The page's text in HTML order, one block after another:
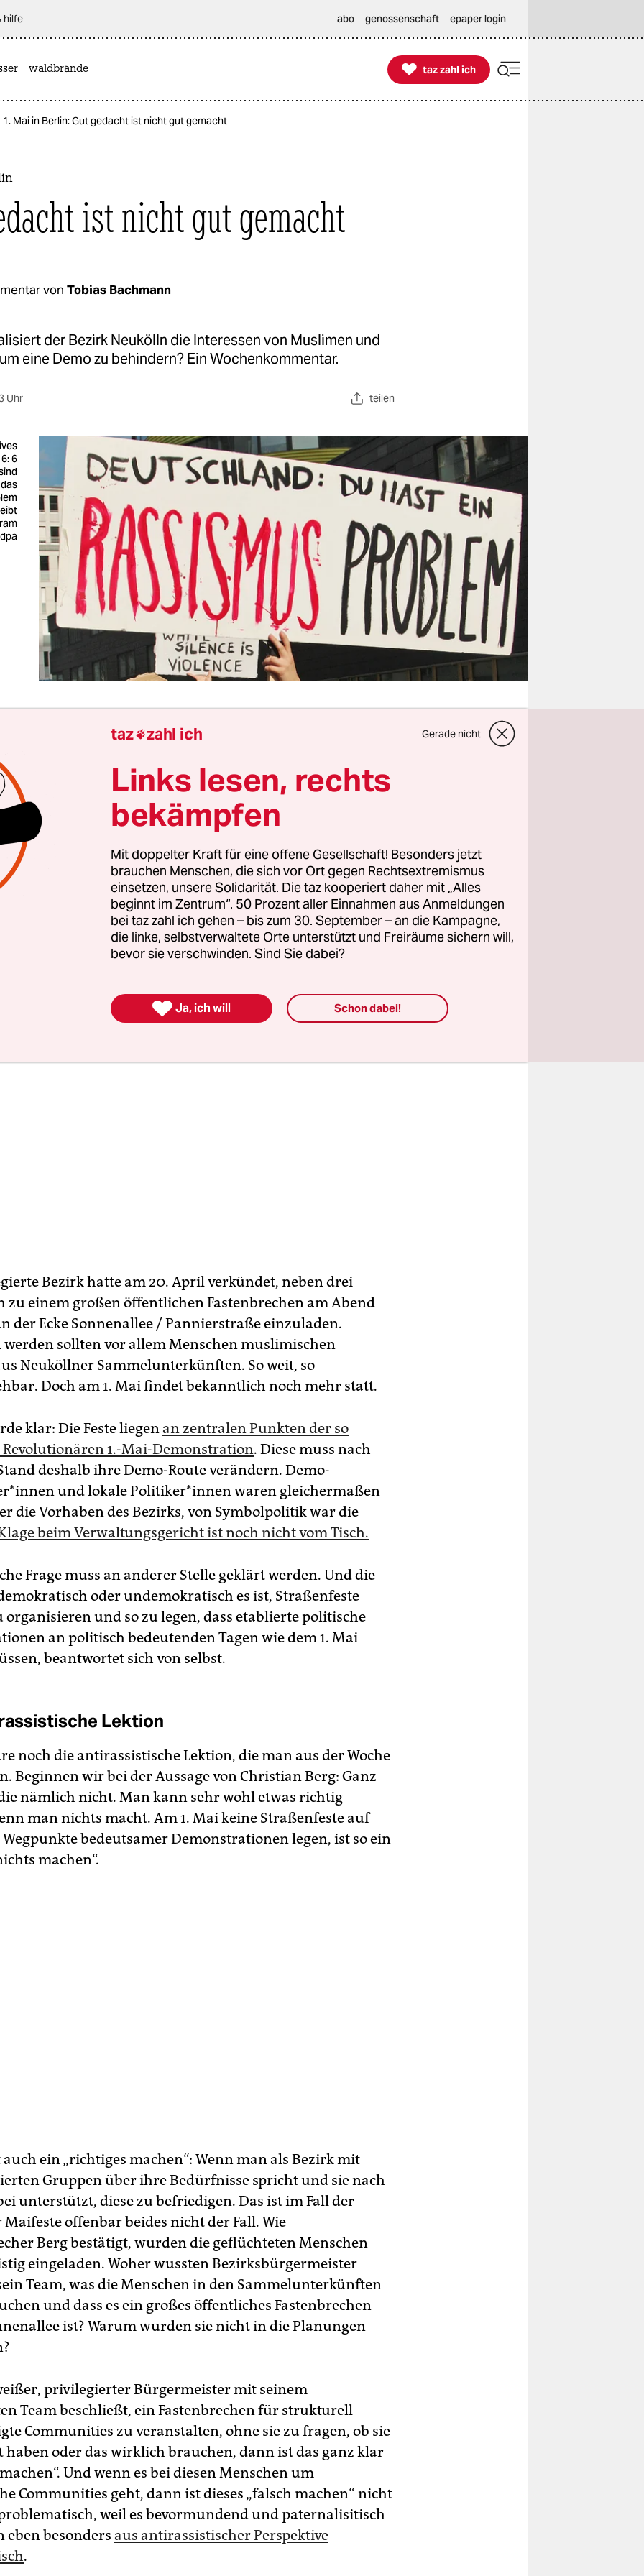
hilfe abo genossenschaft epaper login
waldbrände 
taz zahl ich
taz zahl ich
1. Mai in Berlin: Gut gedacht ist nicht gut gemacht
ist nicht gut gemacht
von Tobias Bachmann
der Bezirk Neukölln die Interessen von Muslimen und
eine Demo zu behindern? Ein Wochenkommentar.
Uhr teilen
6
ist nicht immer gut gemacht – wer kennt die alte
nicht?! Bei Christian Berg, Sprecher des Neuköllner
Martin Hikel (SPD), klingt es etwas
man nichts macht, ist es falsch, und wenn man etwas
auch falsch.“
sich auf Bestrebungen des Bezirks, etwas für die
Menschen muslimischen Glaubens zu machen, die
vielen Jahren in Deutschland leben. Diese fühlten sich laut
besonders angesichts all der Solidarität, die den aus
flüchtenden Menschen – zumindest jenen mit
Bezirk hatte am 20. April verkündet, neben drei
zu einem großen öffentlichen Fastenbrechen am Abend
der Ecke Sonnenallee / Pannierstraße einzuladen.
werden sollten vor allem Menschen muslimischen
Neuköllner Sammelunterkünften. So weit, so
Doch am 1. Mai findet bekanntlich noch mehr statt.
klar: Die Feste liegen an zentralen Punkten der so
1.-Mai-Demonstration. Diese muss nach
deshalb ihre Demo-Route verändern. Demo-
und lokale Po­li­ti­ke­r*in­nen waren gleichermaßen
die Vorhaben des Bezirks, von Symbolpolitik war die
beim Verwaltungsgericht ist noch nicht vom Tisch.
Frage muss an anderer Stelle geklärt werden. Und die
oder undemokratisch es ist, Straßenfeste
organisieren und so zu legen, dass etablierte politische
an politisch bedeutenden Tagen wie dem 1. Mai
beantwortet sich von selbst.
Lektion
noch die antirassistische Lektion, die man aus der Woche
Beginnen wir bei der Aussage von Christian Berg: Ganz
nämlich nicht. Man kann sehr wohl etwas richtig
man nichts macht. Am 1. Mai keine Straßenfeste auf
bedeutsamer Demonstrationen legen, ist so ein
machen“.
auch ein „richtiges machen“: Wenn man als Bezirk mit
Gruppen über ihre Bedürfnisse spricht und sie nach
unterstützt, diese zu befriedigen. Das ist im Fall der
offenbar beides nicht der Fall. Wie
Berg bestätigt, wurden die geflüchteten Menschen
eingeladen. Woher wussten Bezirksbürgermeister
Team, was die Menschen in den Sammelunterkünften
und dass es ein großes öffentliches Fastenbrechen
ist? Warum wurden sie nicht in die Planungen
privilegierter Bürgermeister mit seinem
Team beschließt, ein Fastenbrechen für strukturell
Communities zu veranstalten, ohne sie zu fragen, ob sie
haben oder das wirklich brauchen, dann ist das ganz klar
Und wenn es bei diesen Menschen um
Communities geht, dann ist dieses „falsch machen“ nicht
weil es bevormundend und paternalisitisch
eben besonders aus antirassistischer Perspektive
.
taz zahl ich Gerade nicht
Links lesen, rechts
bekämpfen
Mit doppelter Kraft für eine offene Gesellschaft! Besonders jetzt
brauchen Menschen, die sich vor Ort gegen Rechtsextremismus
einsetzen, unsere Solidarität. Die taz kooperiert daher mit „Alles
beginnt im Zentrum“. 50 Prozent aller Einnahmen aus Anmeldungen
bei taz zahl ich gehen – bis zum 30. September – an die Kampagne,
die linke, selbstverwaltete Orte unterstützt und Freiräume sichern will,
bevor sie verschwinden. Sind Sie dabei?
 Ja, ich will Schon dabei!